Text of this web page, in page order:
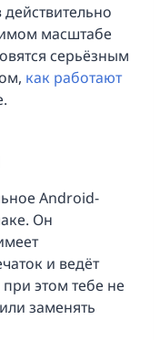
масштабе
серьёзным
как работают
Android-
Он
и ведёт
этом тебе не
заменять